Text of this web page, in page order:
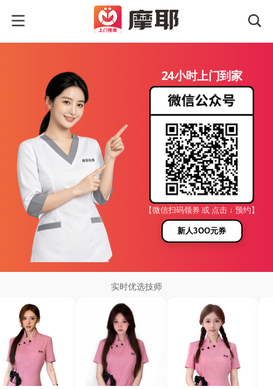
24小时上门到家
【微信扫码领券 或 点击 ↓ 预约】
新人3OO元券
实时优选技师